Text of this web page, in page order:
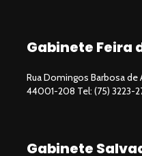
Gabinete Feira
Rua Domingos Barbosa de
44001-208 Tel: (75) 3223-
Gabinete